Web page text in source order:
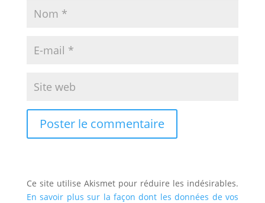
Ce site utilise Akismet pour réduire les indésirables.
En savoir plus sur la façon dont les données de vos